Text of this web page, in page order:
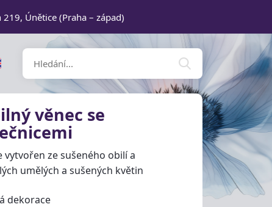
219, Únětice (Praha – západ)
věnec se
vytvořen ze sušeného obilí a
umělých a sušených květin
dekorace